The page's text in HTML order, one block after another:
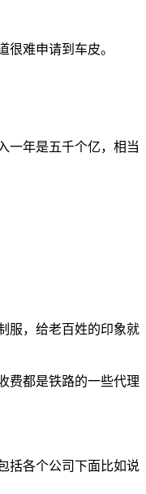
难申请到车皮。
一年是五千个亿，相当
服，给老百姓的印象就
费都是铁路的一些代理
括各个公司下面比如说